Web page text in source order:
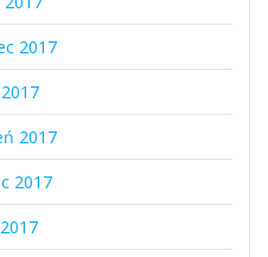
2017
2017
2017